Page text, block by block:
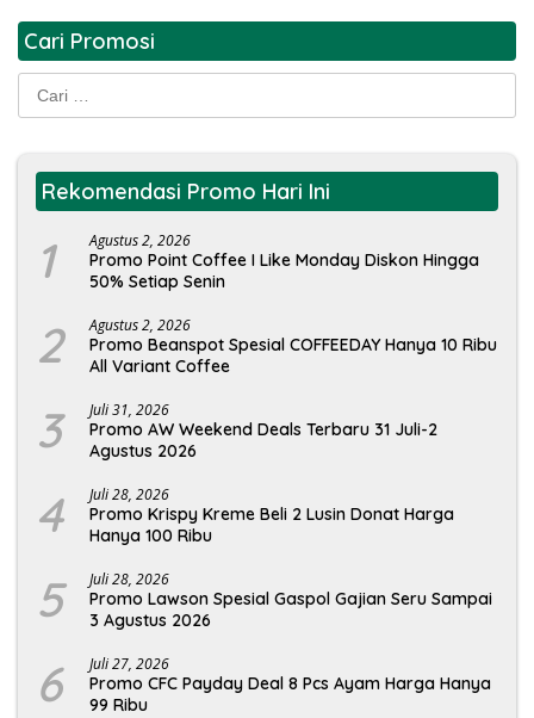
Cari Promosi
Cari
untuk:
Rekomendasi Promo Hari Ini
1 Agustus 2, 2026
Promo Point Coffee I Like Monday Diskon Hingga
50% Setiap Senin
2 Agustus 2, 2026
Promo Beanspot Spesial COFFEEDAY Hanya 10 Ribu
All Variant Coffee
3 Juli 31, 2026
Promo AW Weekend Deals Terbaru 31 Juli-2
Agustus 2026
4 Juli 28, 2026
Promo Krispy Kreme Beli 2 Lusin Donat Harga
Hanya 100 Ribu
5 Juli 28, 2026
Promo Lawson Spesial Gaspol Gajian Seru Sampai
3 Agustus 2026
6 Juli 27, 2026
Promo CFC Payday Deal 8 Pcs Ayam Harga Hanya
99 Ribu